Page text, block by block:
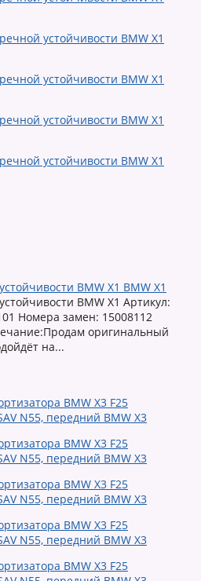
BMW X1 BMW X1
BMW X1 Артикул:
Номера замен: 15008112
оригинальный
на...